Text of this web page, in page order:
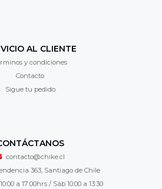
AL CLIENTE
y condiciones
Contacto
Sigue tu pedido
contacto@chike.cl
363, Santiago de Chile
a 17:00hrs / Sáb 10:00 a 13:30